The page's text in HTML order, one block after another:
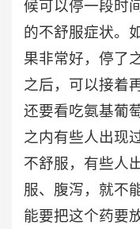
候可以停一段时
的不舒服症状。
果非常好，停了
之后，可以接着
还要看吃氨基葡
之内有些人出现
不舒服，有些人
服、腹泻，就不
能要把这个药要